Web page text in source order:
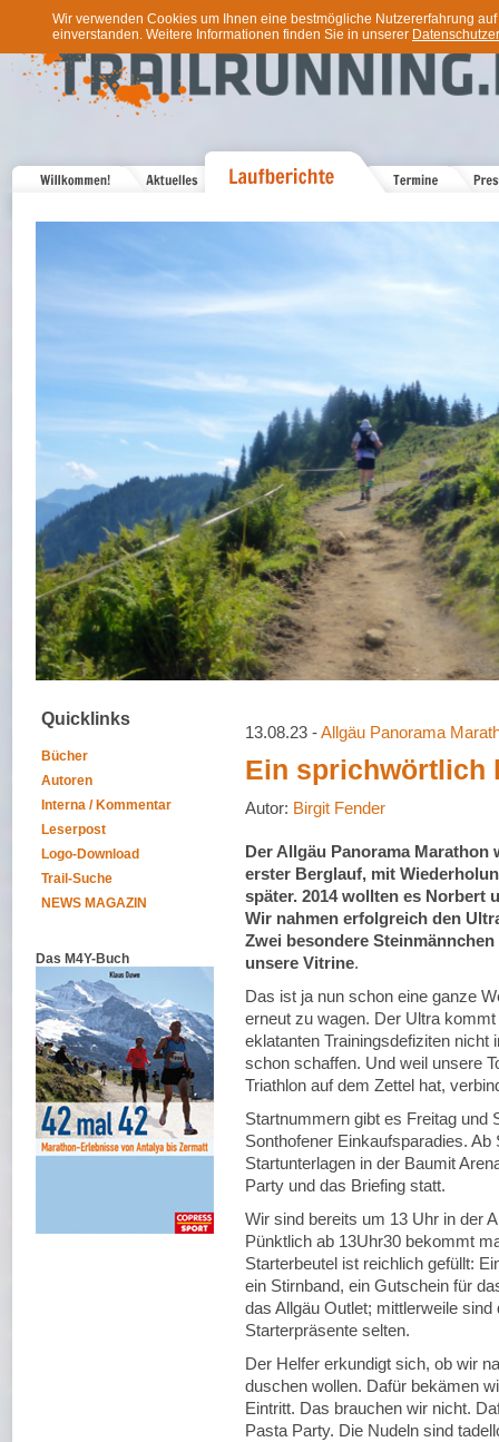
Wir verwenden Cookies um Ihnen eine bestmögliche Nutzererfahrung
einverstanden. Weitere Informationen finden Sie in unserer
Quicklinks
Bücher
Autoren
Interna / Kommentar
Leserpost
Logo-Download
Trail-Suche
NEWS MAGAZIN
Das M4Y-Buch
13.08.23 -Allgäu Panorama
Ein sprichwörtlich
Autor: Birgit Fender
Der Allgäu Panorama Marathon
erster Berglauf, mit
später. 2014 wollten es Norbert
Wir nahmen erfolgreich den
Zwei besondere
unsere Vitrine.
Das ist ja nun schon eine ganze
erneut zu wagen. Der Ultra
eklatanten Trainingsdefiziten nicht
schon schaffen. Und weil unsere
Triathlon auf dem Zettel hat,
Startnummern gibt es Freitag und
Sonthofener Einkaufsparadies.
Startunterlagen in der Baumit
Party und das Briefing statt.
Wir sind bereits um 13 Uhr in der
Pünktlich ab 13Uhr30 bekommt
Starterbeutel ist reichlich gefüllt:
ein Stirnband, ein Gutschein für
das Allgäu Outlet; mittlerweile
Starterpräsente selten.
Der Helfer erkundigt sich, ob wir
duschen wollen. Dafür bekämen
Eintritt. Das brauchen wir nicht.
Pasta Party. Die Nudeln sind